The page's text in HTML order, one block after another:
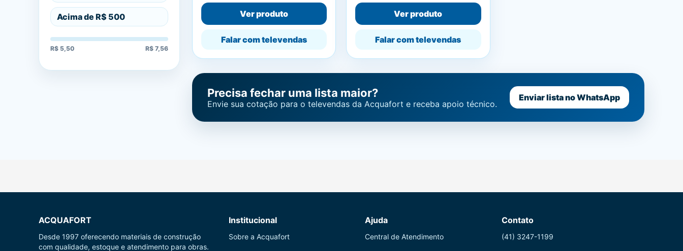
Acima de R$ 500
R$ 5,50 R$ 7,56
Ver produto
Falar com televendas
Ver produto
Falar com televendas
Precisa fechar uma lista maior?
Envie sua cotação para o televendas da Acquafort e receba apoio técnico.
Enviar lista no WhatsApp
ACQUAFORT
Desde 1997 oferecendo materiais de construção
com qualidade, estoque e atendimento para obras.
Institucional
Sobre a Acquafort
Ajuda
Central de Atendimento
Contato
(41) 3247-1199